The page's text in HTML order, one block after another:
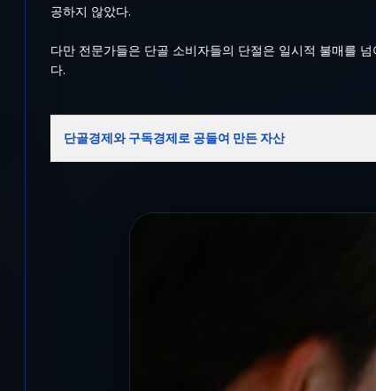
공하지 않았다.
다만 전문가들은 단골 소비자들의 단절은 일시적 불매를
다.
단골경제와 구독경제로 공들여 만든 자산